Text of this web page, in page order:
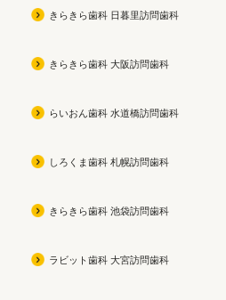
きらきら歯科 日暮里訪問歯科
きらきら歯科 大阪訪問歯科
らいおん歯科 水道橋訪問歯科
しろくま歯科 札幌訪問歯科
きらきら歯科 池袋訪問歯科
ラビット歯科 大宮訪問歯科